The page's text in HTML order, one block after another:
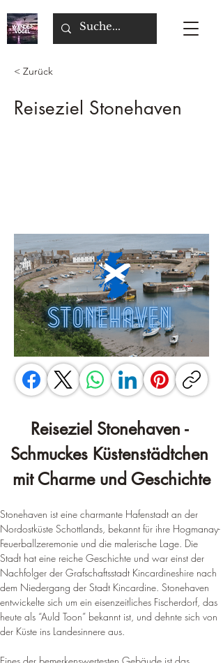
< Zurück
Reiseziel Stonehaven
Reiseziel Stonehaven -
Schmuckes Küstenstädtchen
mit Charme und Geschichte
Stonehaven ist eine charmante Hafenstadt an der
Nordostküste Schottlands, bekannt für ihre Hogmanay-
Feuerballzeremonie und die malerische Lage. Die
Stadt hat eine reiche Geschichte und war einst der
Nachfolger der Grafschaftsstadt Kincardineshire nach
dem Niedergang der Stadt Kincardine. Stonehaven
entwickelte sich um ein eisenzeitliches Fischerdorf, das
heute als “Auld Toon” bekannt ist, und dehnte sich von
der Küste ins Landesinnere aus.